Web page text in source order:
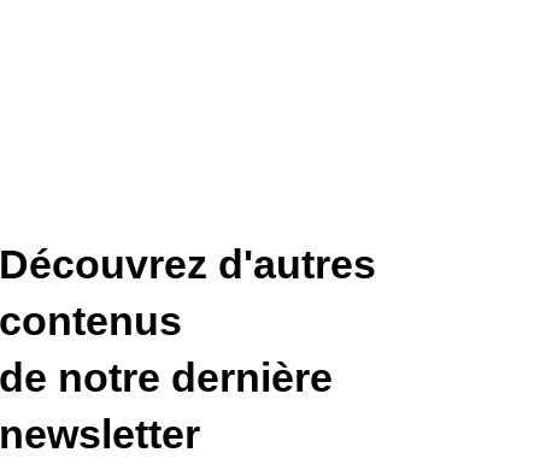
Découvrez d'autres
contenus
de notre dernière
newsletter